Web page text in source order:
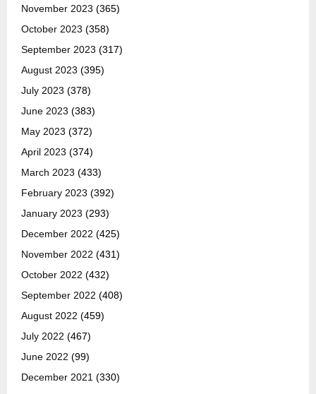
November 2023 (365)
October 2023 (358)
September 2023 (317)
August 2023 (395)
July 2023 (378)
June 2023 (383)
May 2023 (372)
April 2023 (374)
March 2023 (433)
February 2023 (392)
January 2023 (293)
December 2022 (425)
November 2022 (431)
October 2022 (432)
September 2022 (408)
August 2022 (459)
July 2022 (467)
June 2022 (99)
December 2021 (330)